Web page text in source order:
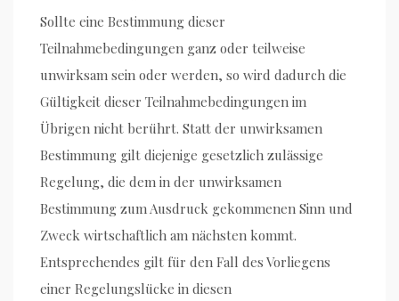
Sollte eine Bestimmung dieser
Teilnahmebedingungen ganz oder teilweise
unwirksam sein oder werden, so wird dadurch die
Gültigkeit dieser Teilnahmebedingungen im
Übrigen nicht berührt. Statt der unwirksamen
Bestimmung gilt diejenige gesetzlich zulässige
Regelung, die dem in der unwirksamen
Bestimmung zum Ausdruck gekommenen Sinn und
Zweck wirtschaftlich am nächsten kommt.
Entsprechendes gilt für den Fall des Vorliegens
einer Regelungslücke in diesen